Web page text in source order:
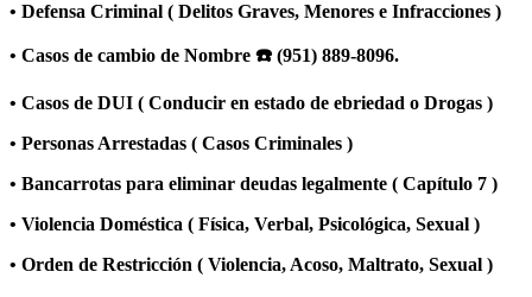
• Defensa Criminal ( Delitos Graves, Menores e Infracciones )
• Casos de cambio de Nombre ☎️ (951) 889-8096.
• Casos de DUI ( Conducir en estado de ebriedad o Drogas )
• Personas Arrestadas ( Casos Criminales )
• Bancarrotas para eliminar deudas legalmente ( Capítulo 7 )
• Violencia Doméstica ( Física, Verbal, Psicológica, Sexual )
• Orden de Restricción ( Violencia, Acoso, Maltrato, Sexual )